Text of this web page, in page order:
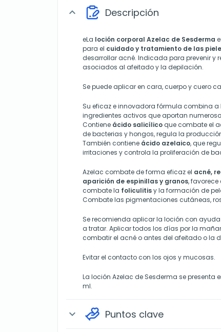
expand_more Descripción
eLa loción corporal Azelac de Sesderma
para el cuidado y tratamiento de las
desarrollar acné. Indicada para prevenir y
asociados al afeitado y la depilación.
Se puede aplicar en cara, cuerpo y cuero
Su eficaz e innovadora fórmula combina
ingredientes activos que aportan
Contiene ácido salicílico que combate el
de bacterias y hongos, regula la
También contiene ácido azelaico, que
irritaciones y controla la proliferación de
Azelac combate de forma eficaz el acné,
aparición de espinillas y granos, favorece
combate la foliculitisy la formación de
Combate las pigmentaciones cutáneas,
Se recomienda aplicar la loción con
a tratar. Aplicar todos los días por la
combatir el acné o antes del afeitado o la
Evitar el contacto con los ojos y mucosas.
La loción Azelac de Sesderma se presenta
ml.
expand_more Puntos clave